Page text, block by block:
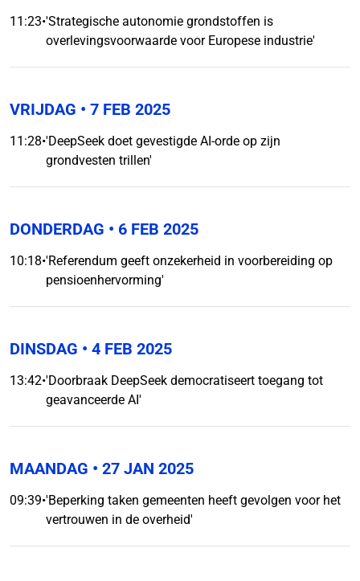
11:23•'Strategische autonomie grondstoffen is
overlevingsvoorwaarde voor Europese industrie'
VRIJDAG • 7 FEB 2025
11:28•'DeepSeek doet gevestigde AI-orde op zijn
grondvesten trillen'
DONDERDAG • 6 FEB 2025
10:18•'Referendum geeft onzekerheid in voorbereiding op
pensioenhervorming'
DINSDAG • 4 FEB 2025
13:42•'Doorbraak DeepSeek democratiseert toegang tot
geavanceerde AI'
MAANDAG • 27 JAN 2025
09:39•'Beperking taken gemeenten heeft gevolgen voor het
vertrouwen in de overheid'